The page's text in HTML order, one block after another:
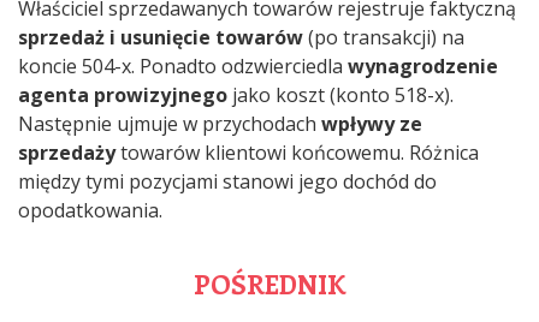
Właściciel sprzedawanych towarów rejestruje faktyczną
sprzedaż i usunięcie towarów(po transakcji) na
koncie 504-x. Ponadto odzwierciedla wynagrodzenie
agenta prowizyjnego jako koszt (konto 518-x).
Następnie ujmuje w przychodach wpływy ze
sprzedażytowarów klientowi końcowemu. Różnica
między tymi pozycjami stanowi jego dochód do
opodatkowania.
POŚREDNIK